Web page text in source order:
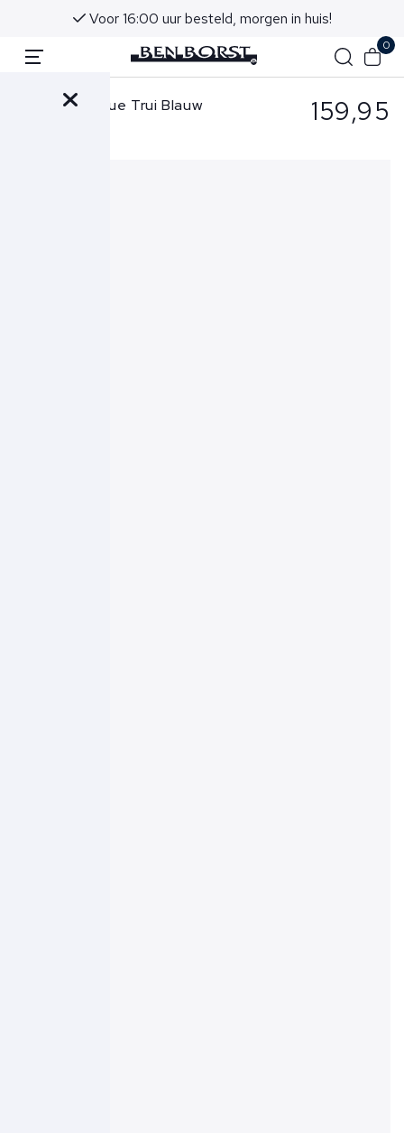
Voor 16:00 uur besteld, morgen in huis!
0
Butcher of Blue Trui Blauw 159,95